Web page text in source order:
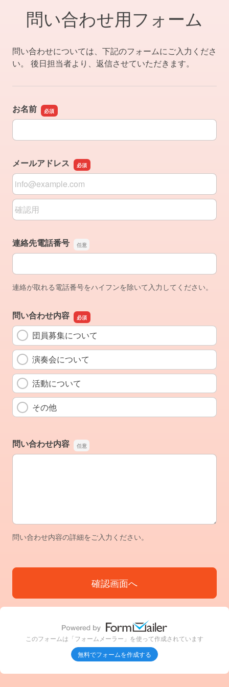
問い合わせ用フォーム
問い合わせについては、下記のフォームにご入力くださ
い。 後日担当者より、返信させていただきます。
お名前
お名前
メールアドレス
メールアドレス
メールアドレスの確認用
連絡先電話番号
連絡先電話番号
連絡が取れる電話番号をハイフンを除いて入力してください。
問い合わせ内容
団員募集について
演奏会について
活動について
その他
問い合わせ内容
問い合わせ内容
問い合わせ内容の詳細をご入力ください。
このフォームは「フォームメーラー」を使って作成されています
無料でフォームを作成する